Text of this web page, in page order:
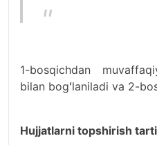
1-bosqichdan
bilan bogʻlaniladi va 2-
Hujjatlarni topshirish